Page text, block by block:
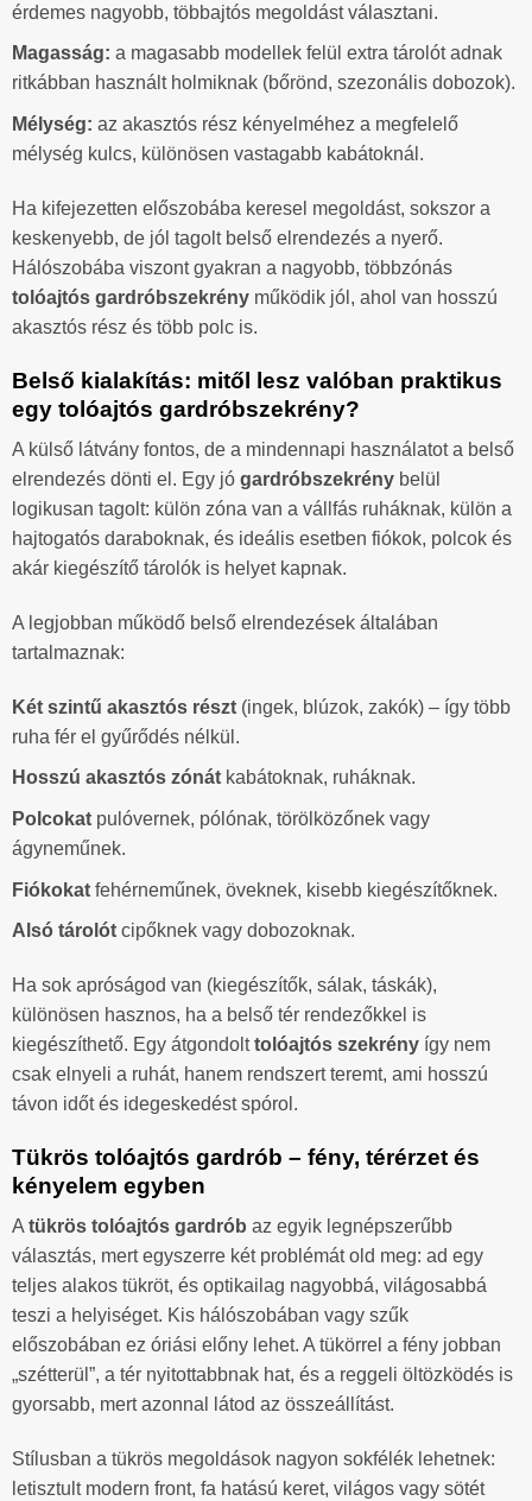
érdemes nagyobb, többajtós megoldást választani.
Magasság: a magasabb modellek felül extra tárolót adnak
ritkábban használt holmiknak (bőrönd, szezonális dobozok).
Mélység: az akasztós rész kényelméhez a megfelelő
mélység kulcs, különösen vastagabb kabátoknál.
Ha kifejezetten előszobába keresel megoldást, sokszor a
keskenyebb, de jól tagolt belső elrendezés a nyerő.
Hálószobába viszont gyakran a nagyobb, többzónás
tolóajtós gardróbszekrény működik jól, ahol van hosszú
akasztós rész és több polc is.
Belső kialakítás: mitől lesz valóban praktikus
egy tolóajtós gardróbszekrény?
A külső látvány fontos, de a mindennapi használatot a belső
elrendezés dönti el. Egy jó gardróbszekrény belül
logikusan tagolt: külön zóna van a vállfás ruháknak, külön a
hajtogatós daraboknak, és ideális esetben fiókok, polcok és
akár kiegészítő tárolók is helyet kapnak.
A legjobban működő belső elrendezések általában
tartalmaznak:
Két szintű akasztós részt (ingek, blúzok, zakók) – így több
ruha fér el gyűrődés nélkül.
Hosszú akasztós zónát kabátoknak, ruháknak.
Polcokat pulóvernek, pólónak, törölközőnek vagy
ágyneműnek.
Fiókokat fehérneműnek, öveknek, kisebb kiegészítőknek.
Alsó tárolót cipőknek vagy dobozoknak.
Ha sok apróságod van (kiegészítők, sálak, táskák),
különösen hasznos, ha a belső tér rendezőkkel is
kiegészíthető. Egy átgondolttolóajtós szekrény így nem
csak elnyeli a ruhát, hanem rendszert teremt, ami hosszú
távon időt és idegeskedést spórol.
Tükrös tolóajtós gardrób – fény, térérzet és
kényelem egyben
Atükrös tolóajtós gardrób az egyik legnépszerűbb
választás, mert egyszerre két problémát old meg: ad egy
teljes alakos tükröt, és optikailag nagyobbá, világosabbá
teszi a helyiséget. Kis hálószobában vagy szűk
előszobában ez óriási előny lehet. A tükörrel a fény jobban
„szétterül”, a tér nyitottabbnak hat, és a reggeli öltözködés is
gyorsabb, mert azonnal látod az összeállítást.
Stílusban a tükrös megoldások nagyon sokfélék lehetnek:
letisztult modern front, fa hatású keret, világos vagy sötét